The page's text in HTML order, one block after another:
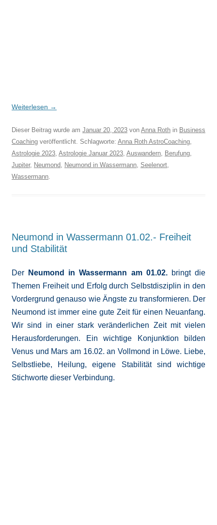
Weiterlesen →
Dieser Beitrag wurde am Januar 20, 2023 von Anna Roth in Business
Coaching veröffentlicht. Schlagworte: Anna Roth AstroCoaching,
Astrologie 2023, Astrologie Januar 2023, Auswandern, Berufung,
Jupiter, Neumond, Neumond in Wassermann, Seelenort,
Wassermann.
Neumond in Wassermann 01.02.- Freiheit
und Stabilität
Der Neumond in Wassermann am 01.02.bringt die
Themen Freiheit und Erfolg durch Selbstdisziplin in den
Vordergrund genauso wie Ängste zu transformieren. Der
Neumond ist immer eine gute Zeit für einen Neuanfang.
Wir sind in einer stark veränderlichen Zeit mit vielen
Herausforderungen. Ein wichtige Konjunktion bilden
Venus und Mars am 16.02. an Vollmond in Löwe. Liebe,
Selbstliebe, Heilung, eigene Stabilität sind wichtige
Stichworte dieser Verbindung.